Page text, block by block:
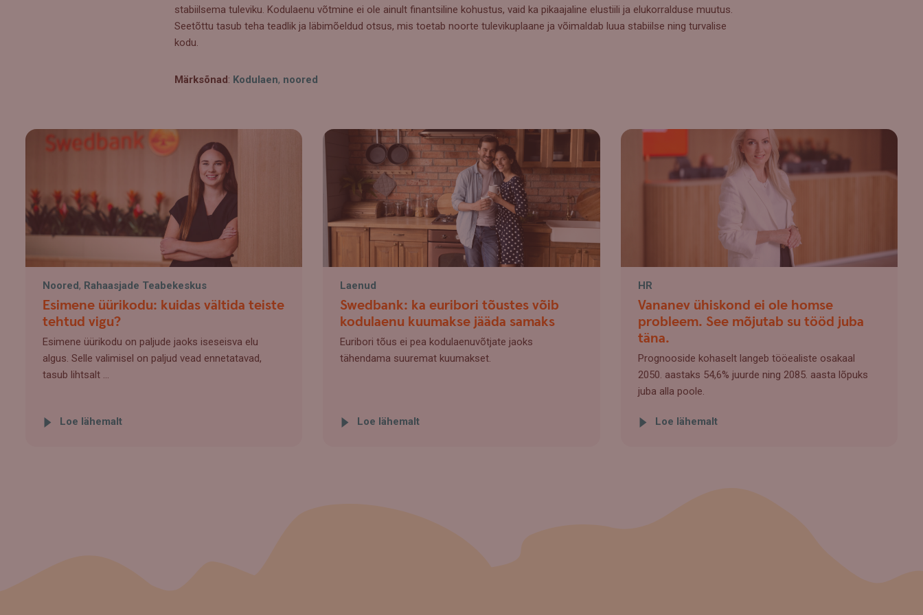
stabiilsema tuleviku. Kodulaenu võtmine ei ole ainult finantsiline kohustus, vaid ka pikaajaline elustiili ja elukorralduse muutus.
Seetõttu tasub teha teadlik ja läbimõeldud otsus, mis toetab noorte tulevikuplaane ja võimaldab luua stabiilse ning turvalise
kodu.
Märksõnad: Kodulaen, noored
Noored, Rahaasjade Teabekeskus
Esimene üürikodu: kuidas vältida teiste
tehtud vigu?
Esimene üürikodu on paljude jaoks iseseisva elu
algus. Selle valimisel on paljud vead ennetatavad,
tasub lihtsalt ...
Loe lähemalt
Laenud
Swedbank: ka euribori tõustes võib
kodulaenu kuumakse jääda samaks
Euribori tõus ei pea kodulaenuvõtjate jaoks
tähendama suuremat kuumakset.
Loe lähemalt
HR
Vananev ühiskond ei ole homse
probleem. See mõjutab su tööd juba
täna.
Prognooside kohaselt langeb tööealiste osakaal
2050. aastaks 54,6% juurde ning 2085. aasta lõpuks
juba alla poole.
Loe lähemalt